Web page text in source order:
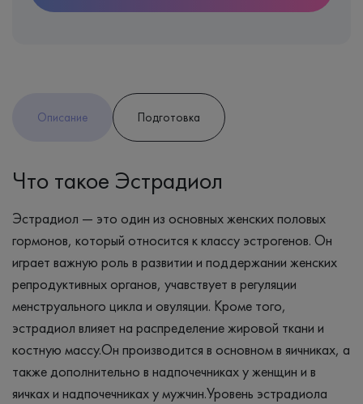
Описание Подготовка
Что такое Эстрадиол
Эстрадиол — это один из основных женских половых
гормонов, который относится к классу эстрогенов. Он
играет важную роль в развитии и поддержании женских
репродуктивных органов, учавствует в регуляции
менструального цикла и овуляции. Кроме того,
эстрадиол влияет на распределение жировой ткани и
костную массу.Он производится в основном в яичниках, а
также дополнительно в надпочечниках у женщин и в
яичках и надпочечниках у мужчин.Уровень эстрадиола